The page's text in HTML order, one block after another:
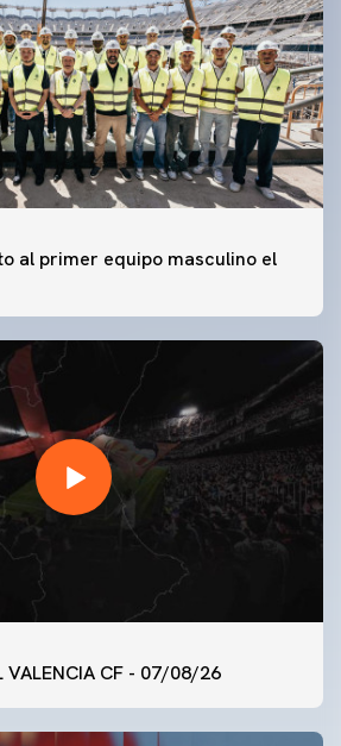
al primer equipo masculino el
VALENCIA CF - 07/08/26